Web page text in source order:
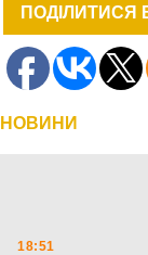
ПОДІЛИТИСЯ
НОВИНИ
18:51